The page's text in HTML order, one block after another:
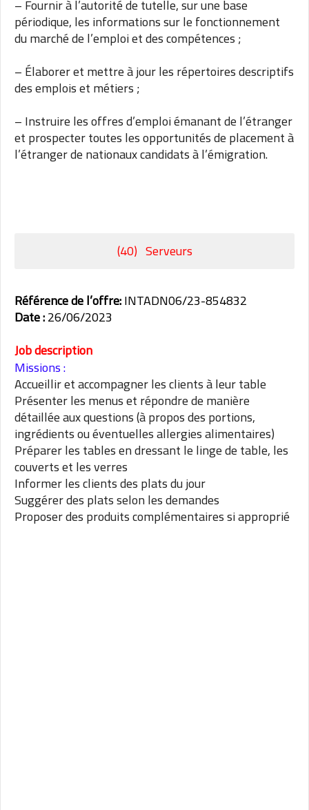
– Fournir à l’autorité de tutelle, sur une base
périodique, les informations sur le fonctionnement
du marché de l’emploi et des compétences ;
– Élaborer et mettre à jour les répertoires descriptifs
des emplois et métiers ;
– Instruire les offres d’emploi émanant de l’étranger
et prospecter toutes les opportunités de placement à
l’étranger de nationaux candidats à l’émigration.
(40) Serveurs
Référence de l’offre:INTADN06/23-854832
Date :26/06/2023
Job description
Missions :
Accueillir et accompagner les clients à leur table
Présenter les menus et répondre de manière
détaillée aux questions (à propos des portions,
ingrédients ou éventuelles allergies alimentaires)
Préparer les tables en dressant le linge de table, les
couverts et les verres
Informer les clients des plats du jour
Suggérer des plats selon les demandes
Proposer des produits complémentaires si approprié